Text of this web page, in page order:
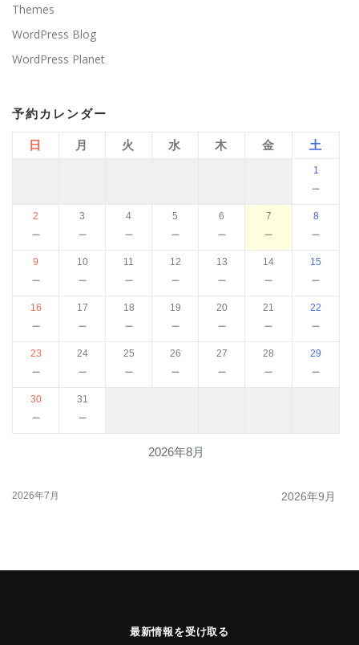
Themes
WordPress Blog
WordPress Planet
予約カレンダー
2026年8月
日 月 火 水 木 金 土
1
－
2
－
3
－
4
－
5
－
6
－
7
－
8
－
9
－
10
－
11
－
12
－
13
－
14
－
15
－
16
－
17
－
18
－
19
－
20
－
21
－
22
－
23
－
24
－
25
－
26
－
27
－
28
－
29
－
30
－
31
－
2026年7月 2026年9月
最新情報を受け取る